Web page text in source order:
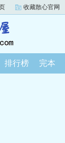
收藏散心官网
排行榜 完本